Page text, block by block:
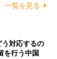
一覧を見る
対応するの
を行う中国